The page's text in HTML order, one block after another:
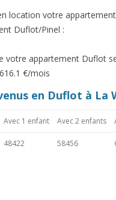
location votre
Duflot/Pinel :
votre appartement Duflot
€/mois
en Duflot à La
Avec 1 enfant Avec 2 enfants
48422 58456